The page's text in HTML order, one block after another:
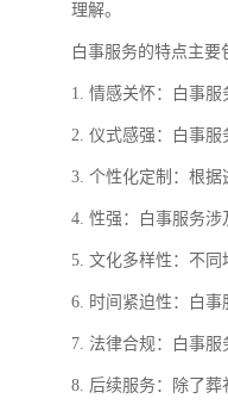
理解。
白事服务的特点主要
1. 情感关怀：白事服
2. 仪式感强：白事服
3. 个性化定制：根据
4. 性强：白事服务涉
5. 文化多样性：不同
6. 时间紧迫性：白事
7. 法律合规：白事服
8. 后续服务：除了葬